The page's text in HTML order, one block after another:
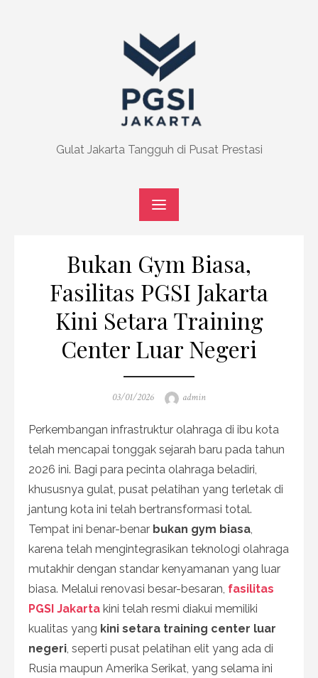
Gulat Jakarta Tangguh di Pusat Prestasi
Bukan Gym Biasa,
Fasilitas PGSI Jakarta
Kini Setara Training
Center Luar Negeri
Posted
03/01/2026 Author
admin
Perkembangan infrastruktur olahraga di ibu kota
telah mencapai tonggak sejarah baru pada tahun
2026 ini. Bagi para pecinta olahraga beladiri,
khususnya gulat, pusat pelatihan yang terletak di
jantung kota ini telah bertransformasi total.
Tempat ini benar-benar bukan gym biasa
karena telah mengintegrasikan teknologi olahraga
mutakhir dengan standar kenyamanan yang luar
biasa. Melalui renovasi besar-besaran, fasilitas
PGSI Jakarta kini telah resmi diakui memiliki
kualitas yang kini setara training center luar
negeri , seperti pusat pelatihan elit yang ada di
Rusia maupun Amerika Serikat, yang selama ini